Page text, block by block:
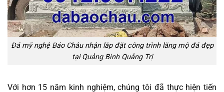
Đá mỹ nghệ Bảo Châu nhận lắp đặt công trình lăng mộ đá đẹp
tại Quảng Bình Quảng Trị
Với hơn 15 năm kinh nghiệm, chúng tôi đã thực hiện tiến